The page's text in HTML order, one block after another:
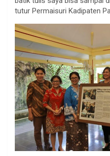
tutur Permaisuri Kadipaten